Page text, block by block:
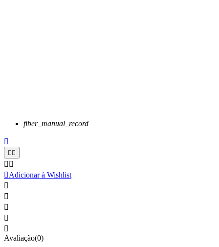
fiber_manual_record

 
 
Adicionar à Wishlist





Avaliação(0)